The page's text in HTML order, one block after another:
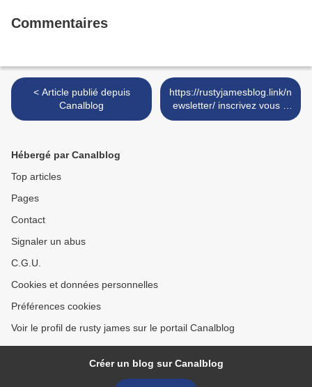
Commentaires
< Article publié depuis
Canalblog
https://rustyjamesblog.link/n
ewsletter/ inscrivez vous a
la newsletter >
Hébergé par Canalblog
Top articles
Pages
Contact
Signaler un abus
C.G.U.
Cookies et données personnelles
Préférences cookies
Voir le profil de rusty james sur le portail Canalblog
Créer un blog sur Canalblog